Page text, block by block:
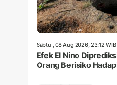
Sabtu , 08 Aug 2026, 23:12 WIB
Efek El Nino
Orang Berisiko